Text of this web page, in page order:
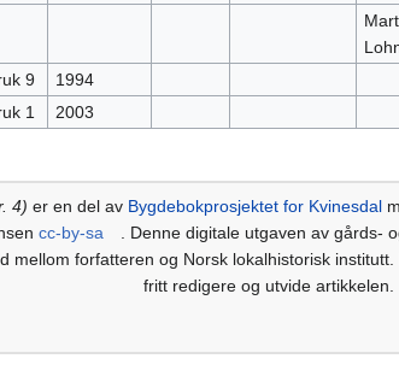
9
1994
1 2003
4) er en del av Bygdebokprosjektet for Kvinesdal
cc-by-sa . Denne digitale utgaven av gårds-
mellom forfatteren og Norsk lokalhistorisk
fritt redigere og utvide artikkelen.